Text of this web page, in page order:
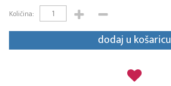
Količina:
dodaj u košaricu